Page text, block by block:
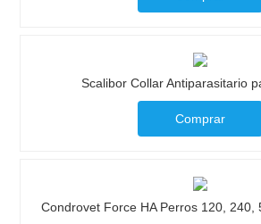
Scalibor Collar Antiparasitario
Comprar
Condrovet Force HA Perros 120, 240,